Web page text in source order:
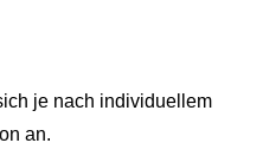
je nach individuellem
an.